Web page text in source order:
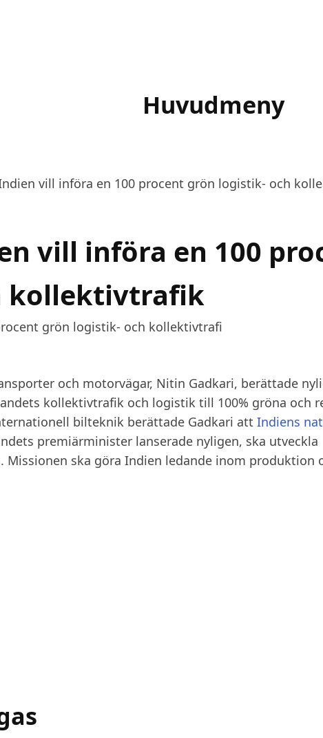
Huvudmeny
vill införa en 100 procent grön logistik- och
vill införa en 100
kollektivtrafik
och motorvägar, Nitin Gadkari, berättade
kollektivtrafik och logistik till 100% gröna och
bilteknik berättade Gadkari att Indiens
premiärminister lanserade nyligen, ska utveckla
ska göra Indien ledande inom produktion